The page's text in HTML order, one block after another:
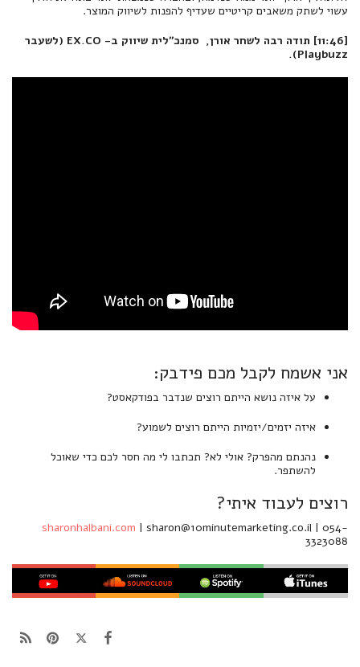
עשוי לשתק משאבים קריטיים שעדיף להפנות לשיווק המוצר.
[11:46] תודה רבה לשחר אורן, סמנכ״לית שיווק ב- EX.CO (לשעבר
Playbuzz).
אני אשמח לקבל מכם פידבק:
על איזה נושא הייתם רוצים שנדבר בפודקאסט?
איזה יזמים/יזמיות הייתם רוצים לשמוע?
נהנתם מהפרק? אולי לא? תכתבו לי מה חסר לכם כדי שאוכל
להשתפר.
רוצים לעבוד איתי?
sharonhalbani.com | sharon@10minutemarketing.co.il | 054-
3323088